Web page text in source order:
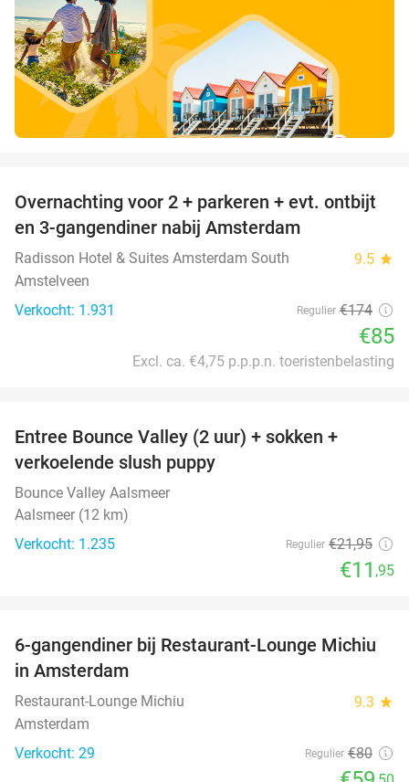
51%
Overnachting voor 2 + parkeren + evt. ontbijt
en 3-gangendiner nabij Amsterdam
Radisson Hotel & Suites Amsterdam South 9.5 star
Amstelveen
Verkocht: 1.931
Regulier €174
€85
Excl. ca. €4,75 p.p.p.n. toeristenbelasting
Entree Bounce Valley (2 uur) + sokken +
verkoelende slush puppy
Bounce Valley Aalsmeer
Aalsmeer (12 km)
Verkocht: 1.235
Regulier €21,95
€11 ,95
26%
6-gangendiner bij Restaurant-Lounge Michiu
in Amsterdam
Restaurant-Lounge Michiu 9.3 star
Amsterdam
Verkocht: 29
Regulier €80